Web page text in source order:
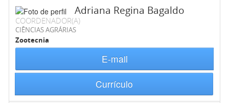
Adriana Regina Bagaldo
COORDENADOR(A)
CIÊNCIAS AGRÁRIAS
Zootecnia
E-mail
Currículo